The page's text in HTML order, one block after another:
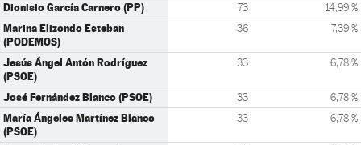
Dionisio García Carnero (PP) 73 14,99 %
Marina Elizondo Esteban
(PODEMOS)
36 7,39 %
Jesús Ángel Antón Rodríguez
(PSOE)
33 6,78 %
José Fernández Blanco (PSOE) 33 6,78 %
María Ángeles Martínez Blanco
(PSOE)
33 6,78 %